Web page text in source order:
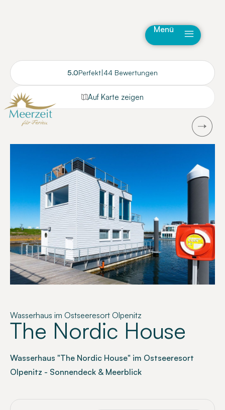
Menü
5.0Perfekt|44 Bewertungen
Auf Karte zeigen
Wasserhaus im Ostseeresort Olpenitz
The Nordic House
Wasserhaus "The Nordic House" im Ostseeresort
Olpenitz - Sonnendeck & Meerblick